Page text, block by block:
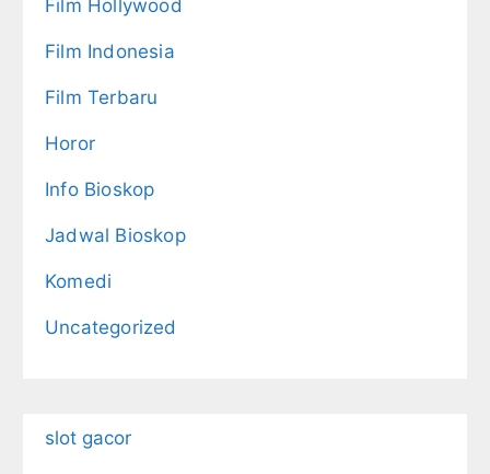
Film Hollywood
Film Indonesia
Film Terbaru
Horor
Info Bioskop
Jadwal Bioskop
Komedi
Uncategorized
slot gacor